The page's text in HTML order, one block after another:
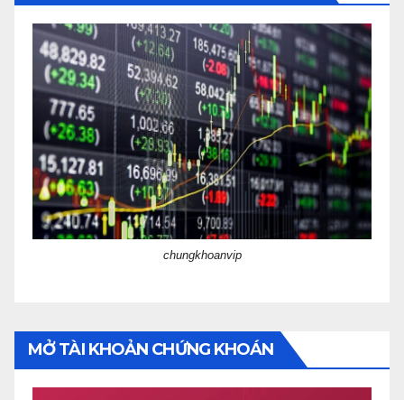
chungkhoanvip
MỞ TÀI KHOẢN CHỨNG KHOÁN